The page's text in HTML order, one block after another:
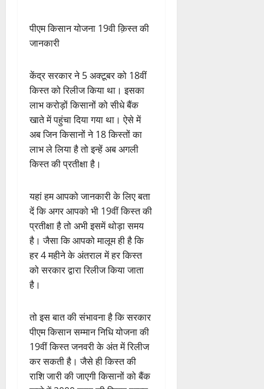
पीएम किसान योजना 19वी क़िस्त की
जानकारी
केंद्र सरकार ने 5 अक्टूबर को 18वीं
किस्त को रिलीज किया था। इसका
लाभ करोड़ों किसानों को सीधे बैंक
खाते में पहुंचा दिया गया था। ऐसे में
अब जिन किसानों ने 18 किस्तों का
लाभ ले लिया है तो इन्हें अब अगली
किस्त की प्रतीक्षा है।
यहां हम आपको जानकारी के लिए बता
दें कि अगर आपको भी 19वीं किस्त की
प्रतीक्षा है तो अभी इसमें थोड़ा समय
है। जैसा कि आपको मालूम ही है कि
हर 4 महीने के अंतराल में हर किस्त
को सरकार द्वारा रिलीज किया जाता
है। ‌
तो इस बात की संभावना है कि सरकार
पीएम किसान सम्मान निधि योजना की
19वीं किस्त जनवरी के अंत में रिलीज
कर सकती है। जैसे ही किस्त की
राशि जारी की जाएगी किसानों को बैंक